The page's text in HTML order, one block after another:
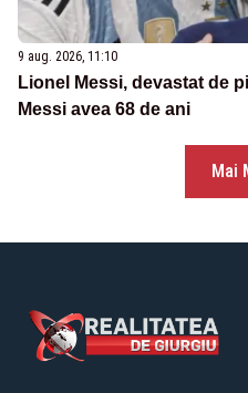
9 aug. 2026, 11:10
Lionel Messi, devastat de
Messi avea 68 de ani
Mai